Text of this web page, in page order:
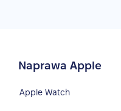
Naprawa Apple
Apple Watch